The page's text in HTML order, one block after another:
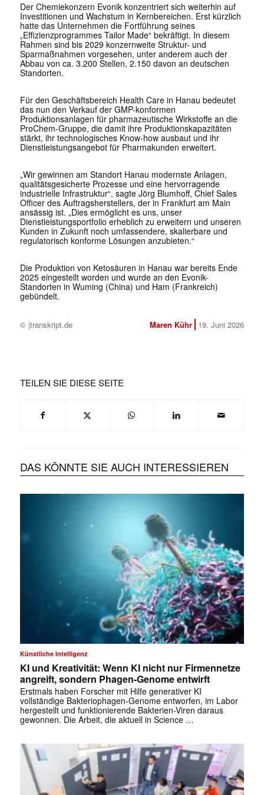
Der Chemiekonzern Evonik konzentriert sich weiterhin auf
Investitionen und Wachstum in Kernbereichen. Erst kürzlich
hatte das Unternehmen die Fortführung seines
„Effizienzprogrammes Tailor Made“ bekräftigt. In diesem
Rahmen sind bis 2029 konzernweite Struktur- und
Sparmaßnahmen vorgesehen, unter anderem auch der
Abbau von ca. 3.200 Stellen, 2.150 davon an deutschen
Standorten.
Für den Geschäftsbereich Health Care in Hanau bedeutet
das nun den Verkauf der GMP-konformen
Produktionsanlagen für pharmazeutische Wirkstoffe an die
ProChem-Gruppe, die damit ihre Produktionskapazitäten
stärkt, ihr technologisches Know-how ausbaut und ihr
Dienstleistungsangebot für Pharmakunden erweitert.
„Wir gewinnen am Standort Hanau modernste Anlagen,
qualitätsgesicherte Prozesse und eine hervorragende
industrielle Infrastruktur“, sagte Jörg Blumhoff, Chief Sales
Officer des Auftragsherstellers, der in Frankfurt am Main
ansässig ist. „Dies ermöglicht es uns, unser
Dienstleistungsportfolio erheblich zu erweitern und unseren
Kunden in Zukunft noch umfassendere, skalierbare und
regulatorisch konforme Lösungen anzubieten.“
Die Produktion von Ketosäuren in Hanau war bereits Ende
2025 eingestellt worden und wurde an den Evonik-
Standorten in Wuming (China) und Ham (Frankreich)
gebündelt.
© |transkript.de Maren Kühr 19. Juni 2026
TEILEN SIE DIESE SEITE
DAS KÖNNTE SIE AUCH INTERESSIEREN
Künstliche Intelligenz
KI und Kreativität: Wenn KI nicht nur Firmennetze
angreift, sondern Phagen-Genome entwirft
Erstmals haben Forscher mit Hilfe generativer KI
vollständige Bakteriophagen-Genome entworfen, im Labor
hergestellt und funktionierende Bakterien-Viren daraus
gewonnen. Die Arbeit, die aktuell in Science …